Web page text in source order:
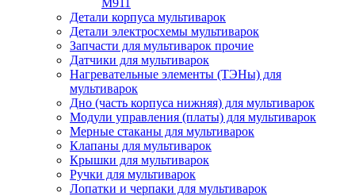
M911
Детали корпуса мультиварок
Детали электросхемы мультиварок
Запчасти для мультиварок прочие
Датчики для мультиварок
Нагревательные элементы (ТЭНы) для
мультиварок
Дно (часть корпуса нижняя) для мультиварок
Модули управления (платы) для мультиварок
Мерные стаканы для мультиварок
Клапаны для мультиварок
Крышки для мультиварок
Ручки для мультиварок
Лопатки и черпаки для мультиварок